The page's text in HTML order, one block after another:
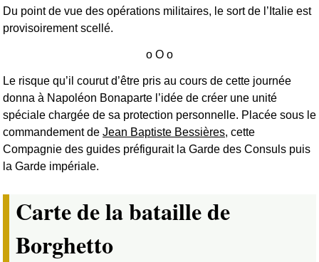
Du point de vue des opérations militaires, le sort de l’Italie est
provisoirement scellé.
Le risque qu’il courut d’être pris au cours de cette journée
donna à Napoléon Bonaparte l’idée de créer une unité
spéciale chargée de sa protection personnelle. Placée sous le
commandement de Jean Baptiste Bessières, cette
Compagnie des guides préfigurait la Garde des Consuls puis
la Garde impériale.
Carte de la bataille de
Borghetto